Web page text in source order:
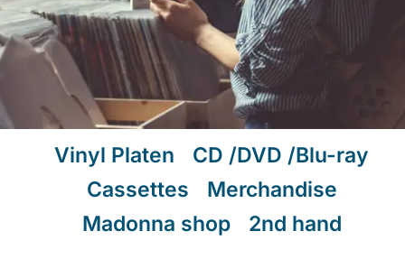
Vinyl Platen
CD /DVD /Blu-ray
Cassettes
Merchandise
Madonna shop
2nd hand